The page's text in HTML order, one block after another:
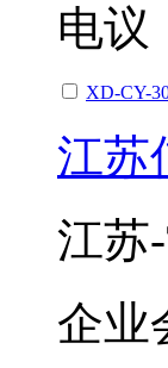
电议
XD-CY-
江苏
江苏
企业